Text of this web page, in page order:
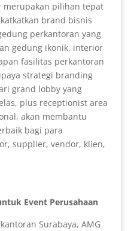
merupakan pilihan tepat
brand bisnis
perkantoran yang
gedung ikonik, interior
fasilitas perkantoran
strategi branding
grand lobby yang
plus receptionist area
akan membantu
bagi para
supplier, vendor, klien,
Event Perusahaan
Surabaya, AMG